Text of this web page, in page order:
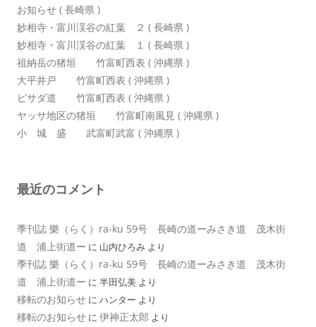
お知らせ ( 長崎県 )
妙相寺・富川渓谷の紅葉 ２ ( 長崎県 )
妙相寺・富川渓谷の紅葉 １ ( 長崎県 )
祖納岳の猪垣 竹富町西表 ( 沖縄県 )
大平井戸 竹富町西表 ( 沖縄県 )
ピサダ道 竹富町西表 ( 沖縄県 )
ヤッサ地区の猪垣 竹富町南風見 ( 沖縄県 )
小 城 盛 武富町武富 ( 沖縄県 )
最近のコメント
季刊誌 樂（らく）ra-ku 59号 長崎の道ーみさき道 茂木街
道 浦上街道ー に 山内ひろみ より
季刊誌 樂（らく）ra-ku 59号 長崎の道ーみさき道 茂木街
道 浦上街道ー に 半田弘美 より
移転のお知らせ に ハンター より
移転のお知らせ に 伊神正太郎 より